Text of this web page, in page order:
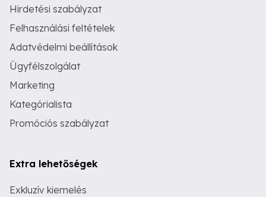
Hirdetési szabályzat
Felhasználási feltételek
Adatvédelmi beállítások
Ügyfélszolgálat
Marketing
Kategórialista
Promóciós szabályzat
Extra lehetőségek
Exkluzív kiemelés